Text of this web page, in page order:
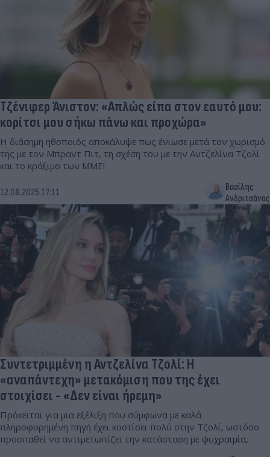
Τζένιφερ Άνιστον: «Απλώς είπα στον εαυτό μου:
κορίτσι μου σήκω πάνω και προχώρα»
Η διάσημη ηθοποιός αποκάλυψε πως ένιωσε μετά τον χωρισμό
της με τον Μπραντ Πιτ, τη σχέση του με την Αντζελίνα Τζολί
και το κράξιμο των ΜΜΕ!
12.08.2025 17:11
Βασίλης
Ανδριτσάνος
Συντετριμμένη η Αντζελίνα Τζολί: H
«αναπάντεχη» μετακόμιση που της έχει
στοιχίσει - «Δεν είναι ήρεμη»
Πρόκειται για μια εξέλιξη που σύμφωνα με καλά
πληροφορημένη πηγή έχει κοστίσει πολύ στην Τζολί, ωστόσο
προσπαθεί να αντιμετωπίζει την κατάσταση με ψυχραιμία,